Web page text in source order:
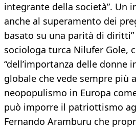
integrante della società”. Un
anche al superamento dei
basato su una parità di
sociologa turca Nilufer Gole,
“dell’importanza delle donne
globale che vede sempre più
neopopulismo in Europa
può imporre il patriottismo
Fernando Aramburu che